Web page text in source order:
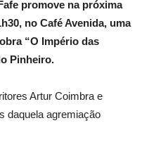
promove na próxima
no Café Avenida, uma
“O Império das
Pinheiro.
Artur Coimbra e
daquela agremiação